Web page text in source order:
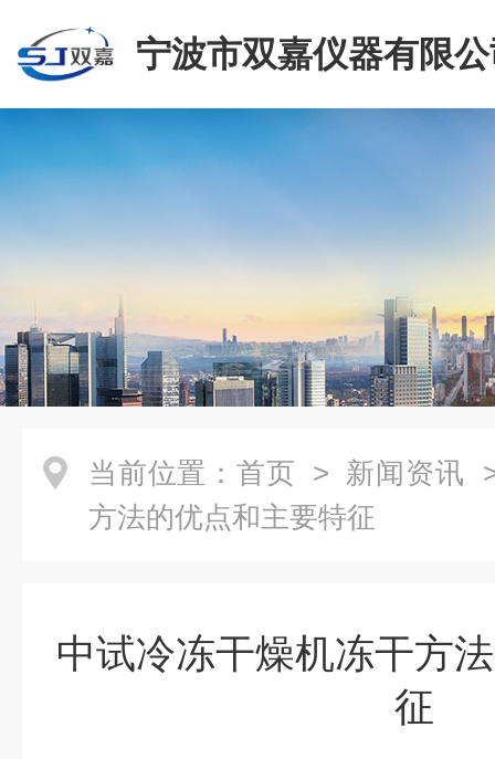
宁波市双嘉仪器有限
当前位置： 首页 > 新闻资讯
方法的优点和主要特征
中试冷冻干燥机冻干方
征